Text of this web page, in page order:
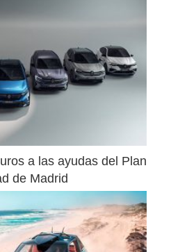
a las ayudas del Plan
de Madrid